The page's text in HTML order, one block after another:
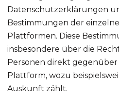
Datenschutzerklärungen
Bestimmungen der
Plattformen. Diese
insbesondere über die
Personen direkt
Plattform, wozu
Auskunft zählt.